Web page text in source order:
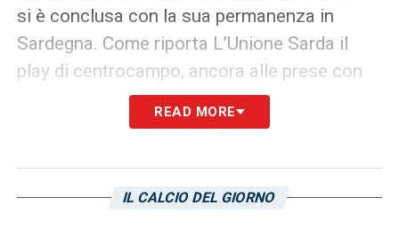
si è conclusa con la sua permanenza in
Sardegna. Come riporta L’Unione Sarda il
play di centrocampo, ancora alle prese con
l’infortunio, starebbe puntando la gara del 18
febbraio contro ilBaricome data per il suo
uomo davanti alla difesa.
READ MORE
IL CALCIO DEL GIORNO